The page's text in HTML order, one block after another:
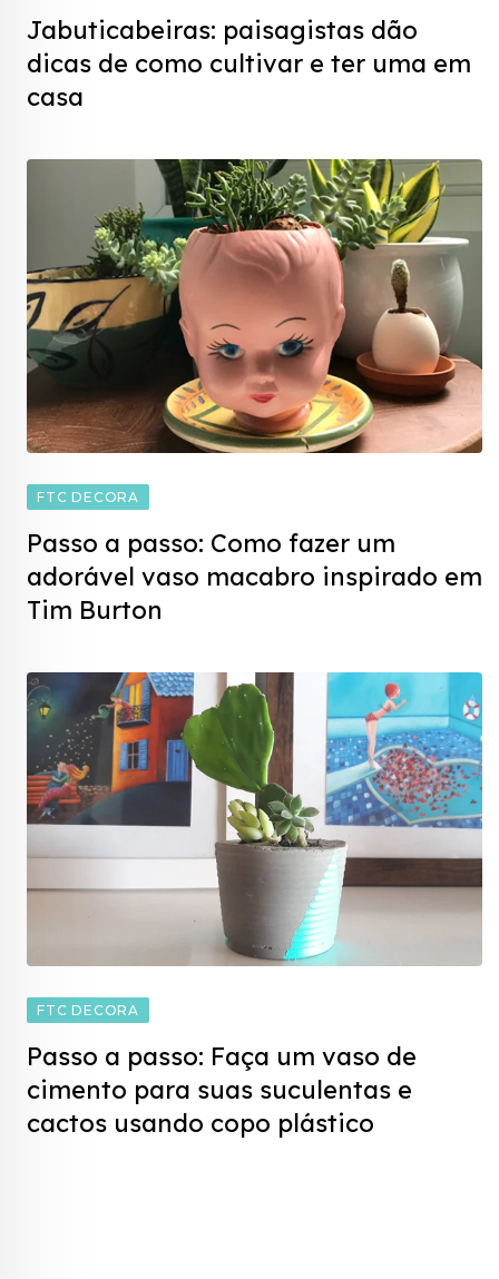
Jabuticabeiras: paisagistas dão
dicas de como cultivar e ter uma em
casa
FTC DECORA
Passo a passo: Como fazer um
adorável vaso macabro inspirado em
Tim Burton
FTC DECORA
Passo a passo: Faça um vaso de
cimento para suas suculentas e
cactos usando copo plástico